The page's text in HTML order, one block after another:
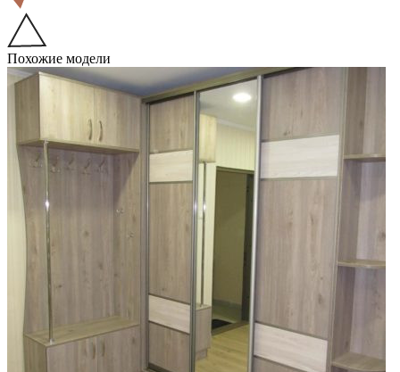
Похожие модели